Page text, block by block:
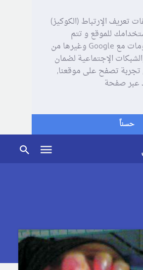
تعريف الإرتباط (الكوكيز)
للموقع و تتم
مشاركة بعض المعلومات مع Google وغيرها من
الإجتماعية لضمان
تصفح على موقعنا,
عبر صفحة
حسناً